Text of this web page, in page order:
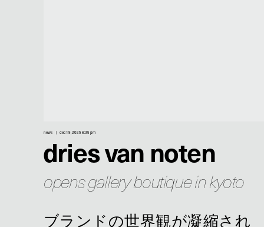
news dec 19, 2025 6:35 pm
dries van noten
opens gallery boutique in kyoto